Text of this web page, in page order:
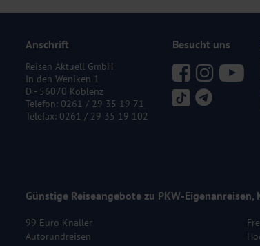
Anschrift
Reisen Aktuell GmbH
In den Weniken 1
D - 56070 Koblenz
Telefon: 0261 / 29 35 19 71
Telefax: 0261 / 29 35 19 102
Besucht uns
Günstige Reiseangebote zu PKW-
99 Euro Knaller
Autorundreisen